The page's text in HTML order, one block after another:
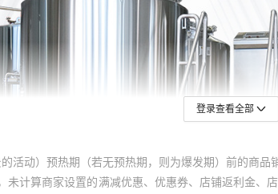
登录查看全部
活动）预热期（若无预热期，则为爆发期）前的商
计算商家设置的满减优惠、优惠券、店铺返利金